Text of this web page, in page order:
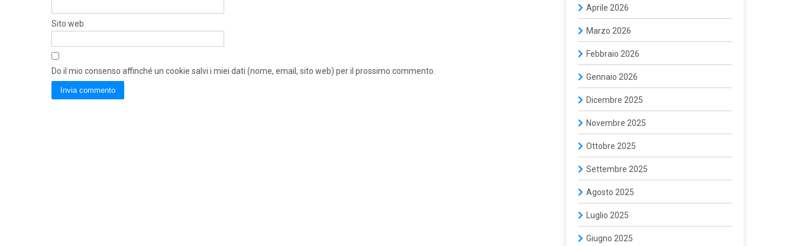
Sito web
Do il mio consenso affinché un cookie salvi i miei dati (nome, email, sito web) per il prossimo commento.
Aprile 2026
Marzo 2026
Febbraio 2026
Gennaio 2026
Dicembre 2025
Novembre 2025
Ottobre 2025
Settembre 2025
Agosto 2025
Luglio 2025
Giugno 2025